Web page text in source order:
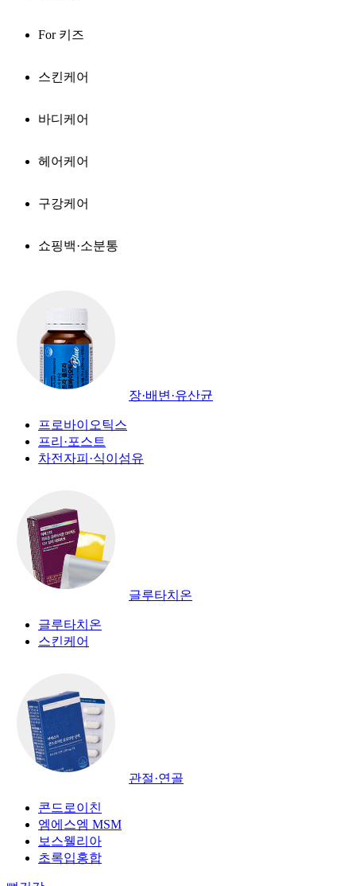
For 키즈
스킨케어
바디케어
헤어케어
구강케어
쇼핑백·소분통
장·배변·유산균
프로바이오틱스
프리·포스트
차전자피·식이섬유
글루타치온
글루타치온
스킨케어
관절·연골
콘드로이친
엠에스엠 MSM
보스웰리아
초록입홍합